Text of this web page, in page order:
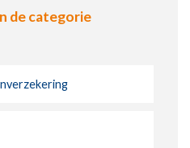
de categorie